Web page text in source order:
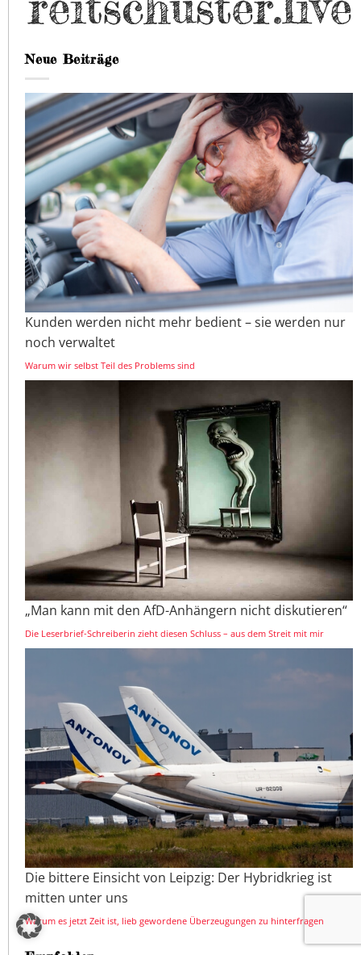
Neue Beiträge
Kunden werden nicht mehr bedient – sie werden nur
noch verwaltet
Warum wir selbst Teil des Problems sind
„Man kann mit den AfD-Anhängern nicht diskutieren“
Die Leserbrief-Schreiberin zieht diesen Schluss – aus dem Streit mit mir
Die bittere Einsicht von Leipzig: Der Hybridkrieg ist
mitten unter uns
Warum es jetzt Zeit ist, lieb gewordene Überzeugungen zu hinterfragen